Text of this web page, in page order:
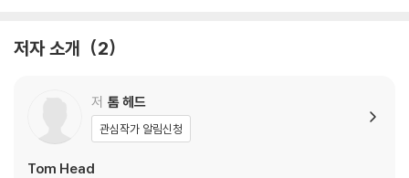
올메카 문명: 중앙아메리카의 수수께끼 … 59
쿠시 문명: 아프리카의 비밀스러운 문명 … 71
그리스 도시국가: 아테네 vs 스파르타, 펠로폰네소스 전쟁 … 76
알렉산더 대왕: 세계주의의 기반을 다지다 … 83
중국의 전국 시대: 진시황, 공자, 손자 … 91
저자 소개 2
저 톰 헤드
관심작가 알림신청
Tom Head